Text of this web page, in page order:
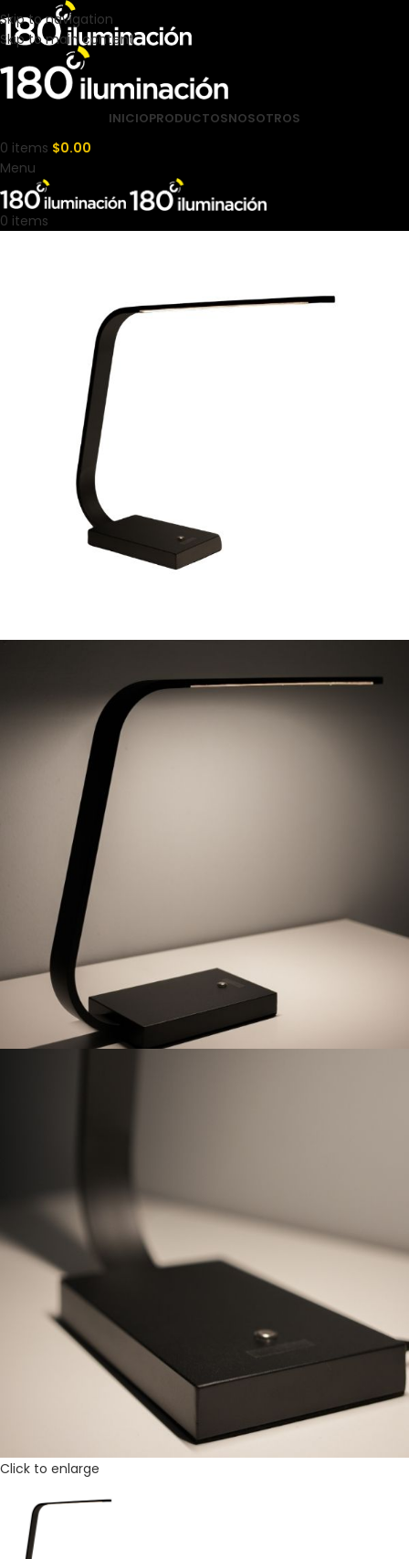
Skip to navigation
Skip to main content
INICIOPRODUCTOSNOSOTROS
0 items $0.00
Menu
0 items
Click to enlarge